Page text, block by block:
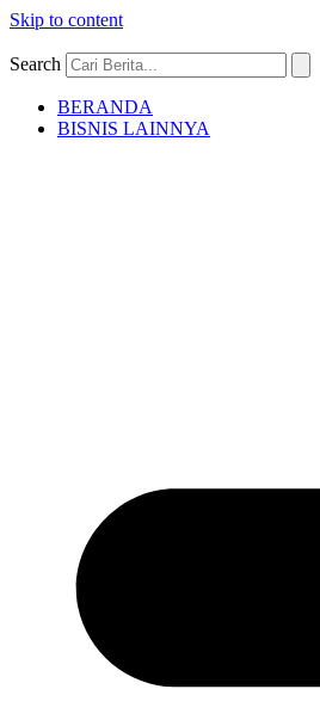
Skip to content
Search
BERANDA
BISNIS LAINNYA